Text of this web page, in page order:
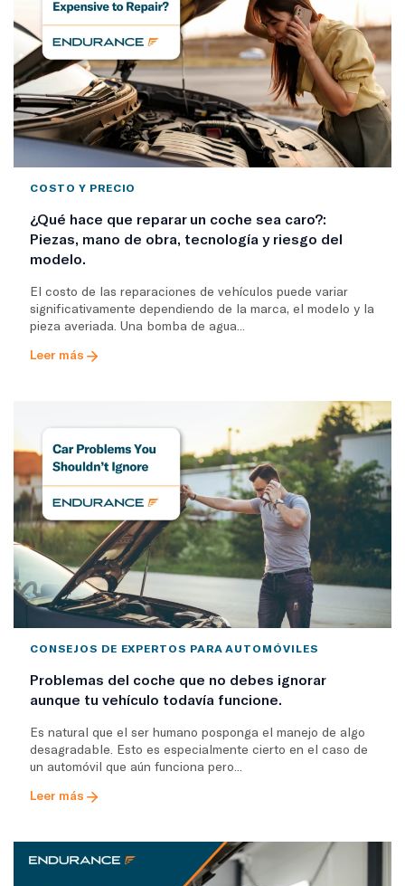
COSTO Y PRECIO
¿Qué hace que reparar un coche sea caro?:
Piezas, mano de obra, tecnología y riesgo del
modelo.
El costo de las reparaciones de vehículos puede variar
significativamente dependiendo de la marca, el modelo y la
pieza averiada. Una bomba de agua...
Leer más
CONSEJOS DE EXPERTOS PARA AUTOMÓVILES
Problemas del coche que no debes ignorar
aunque tu vehículo todavía funcione.
Es natural que el ser humano posponga el manejo de algo
desagradable. Esto es especialmente cierto en el caso de
un automóvil que aún funciona pero...
Leer más